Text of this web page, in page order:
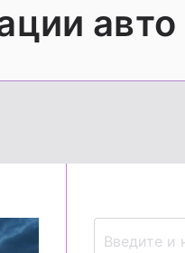
авто